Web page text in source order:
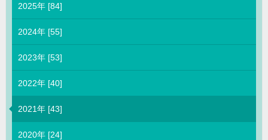
2025年 [84]
2024年 [55]
2023年 [53]
2022年 [40]
2021年 [43]
2020年 [24]